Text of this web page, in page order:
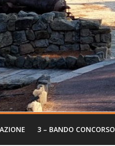
3 – BANDO CONCORSO